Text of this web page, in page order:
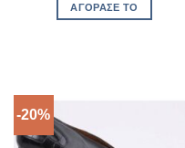
ΑΓΌΡΑΣΈ ΤΟ
-20%